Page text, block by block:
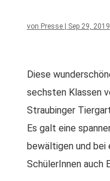
von Presse| Sep 29, 2019
Diese
sechsten Klassen
Straubinger
Es galt eine
bewältigen und bei
SchülerInnen auch